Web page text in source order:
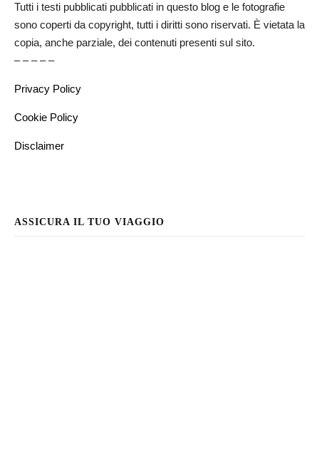
Tutti i testi pubblicati pubblicati in questo blog e le fotografie
sono coperti da copyright, tutti i diritti sono riservati. È vietata la
copia, anche parziale, dei contenuti presenti sul sito.
– – – – –
Privacy Policy
Cookie Policy
Disclaimer
ASSICURA IL TUO VIAGGIO